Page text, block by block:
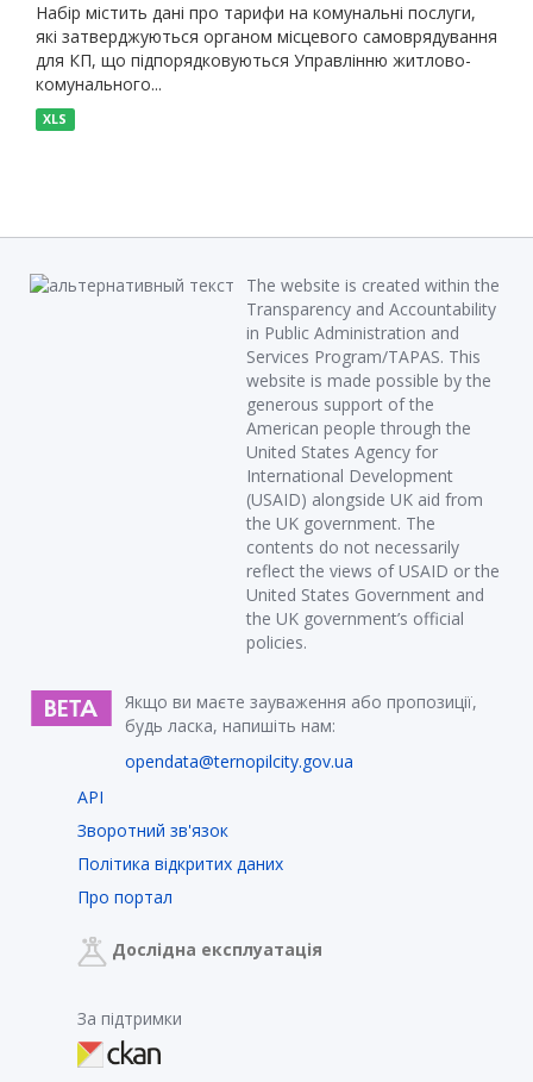
Набір містить дані про тарифи на комунальні послуги,
які затверджуються органом місцевого самоврядування
для КП, що підпорядковуються Управлінню житлово-
комунального...
XLS
The website is created within the
Transparency and Accountability
in Public Administration and
Services Program/TAPAS. This
website is made possible by the
generous support of the
American people through the
United States Agency for
International Development
(USAID) alongside UK aid from
the UK government. The
contents do not necessarily
reflect the views of USAID or the
United States Government and
the UK government’s official
policies.
Якщо ви маєте зауваження або пропозиції,
будь ласка, напишіть нам:
opendata@ternopilcity.gov.ua
API
Зворотний зв'язок
Політика відкритих даних
Про портал
Дослідна експлуатація
За підтримки